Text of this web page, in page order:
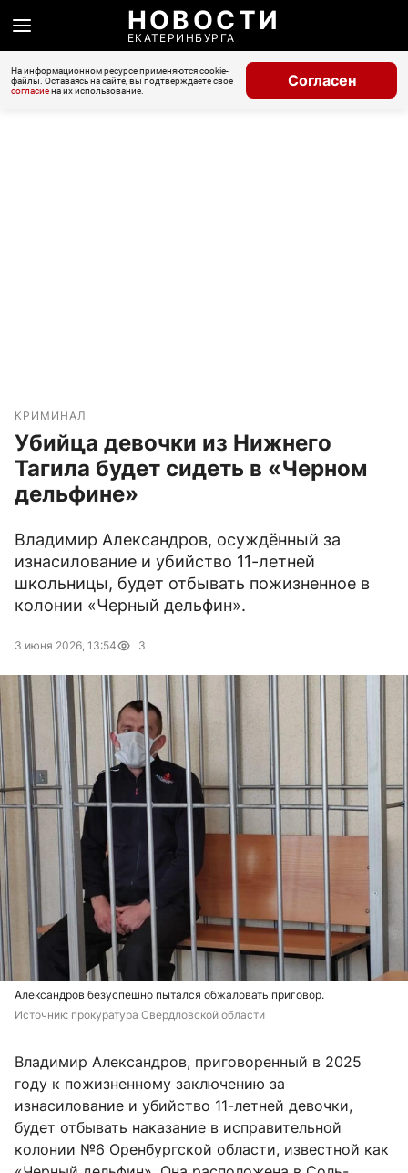
НОВОСТИ
ЕКАТЕРИНБУРГА
На информационном ресурсе применяются cookie-
файлы. Оставаясь на сайте, вы подтверждаете свое
согласиена их использование.
Согласен
КРИМИНАЛ
Убийца девочки из Нижнего
Тагила будет сидеть в «Черном
дельфине»
Владимир Александров, осуждённый за
изнасилование и убийство 11-летней
школьницы, будет отбывать пожизненное в
колонии «Черный дельфин».
3 июня 2026, 13:54 3
Александров безуспешно пытался обжаловать приговор.
Источник: прокуратура Свердловской области
Владимир Александров, приговоренный в 2025
году к пожизненному заключению за
изнасилование и убийство 11-летней девочки,
будет отбывать наказание в исправительной
колонии №6 Оренбургской области, известной как